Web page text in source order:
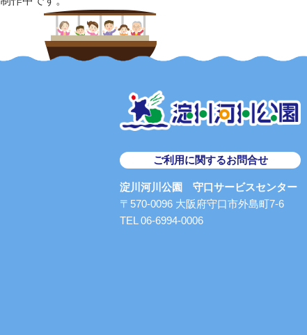
ご利用に関するお問合せ
淀川河川公園 守口サービスセンター
〒570-0096 大阪府守口市外島町7-6
TEL 06-6994-0006